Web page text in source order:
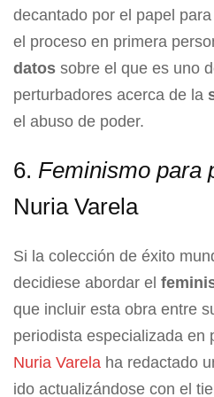
decantado por el papel
el proceso en primera
datos sobre el que es uno
perturbadores acerca de la
el abuso de poder.
6. Feminismo para
Nuria Varela
Si la colección de éxito
decidiese abordar el
que incluir esta obra entre
periodista especializada en
Nuria Varela ha redactado
ido actualizándose con el